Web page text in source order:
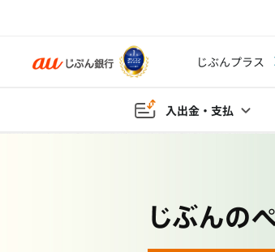
じぶんプラス
入出金・支払